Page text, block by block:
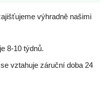
výhradně našimi
8-10 týdnů.
vztahuje záruční doba 24